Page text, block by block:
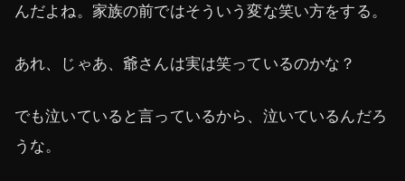
んだよね。家族の前ではそういう変な笑い方をする。
あれ、じゃあ、爺さんは実は笑っているのかな？
でも泣いていると言っているから、泣いているんだろ
うな。